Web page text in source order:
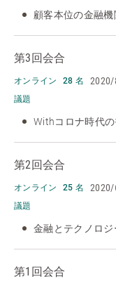
顧客本位の金融機
第3回会合
オンライン 28 名
議題
Withコロナ時代
第2回会合
オンライン 25 名 2020/
議題
金融とテクノロジ
第1回会合